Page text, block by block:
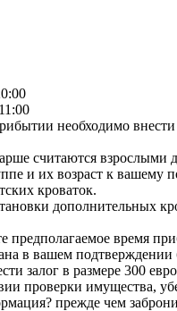
необходимо внести
считаются
и их возраст к вашему
кроваток.
дополнительных
предполагаемое время
в вашем подтверждении
залог в размере 300
проверки имущества,
прежде чем